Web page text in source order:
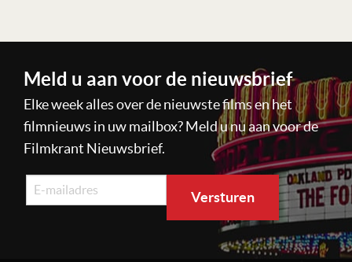
Meld u aan voor de nieuwsbrief
Elke week alles over de nieuwste films en het
filmnieuws in uw mailbox? Meld u nu aan voor de
Filmkrant Nieuwsbrief.